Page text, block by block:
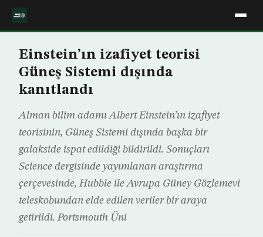
Einstein’ın izafiyet teorisi
Güneş Sistemi dışında
kanıtlandı
Alman bilim adamı Albert Einstein’ın izafiyet
teorisinin, Güneş Sistemi dışında başka bir
galakside ispat edildiği bildirildi. Sonuçları
Science dergisinde yayımlanan araştırma
çerçevesinde, Hubble ile Avrupa Güney Gözlemevi
teleskobundan elde edilen veriler bir araya
getirildi. Portsmouth Üni